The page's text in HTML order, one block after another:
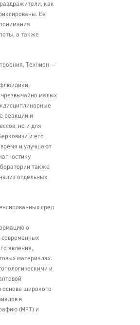
как
Ее
а также
Технион —
малых
реакции и
но и для
и его
и улучшают
также
отдельных
сред
о
современных
явления,
материалах.
и
широкого
в
(МРТ) и